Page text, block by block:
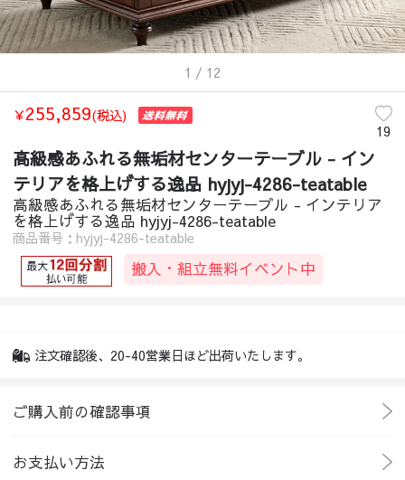
1 / 12
￥255,859(税込)
19
高級感あふれる無垢材センターテーブル - イン
テリアを格上げする逸品 hyjyj-4286-teatable
高級感あふれる無垢材センターテーブル - インテリア
を格上げする逸品 hyjyj-4286-teatable
商品番号：hyjyj-4286-teatable
搬入・組立無料イベント中
注文確認後、20-40営業日ほど出荷いたします。
ご購入前の確認事項
お支払い方法